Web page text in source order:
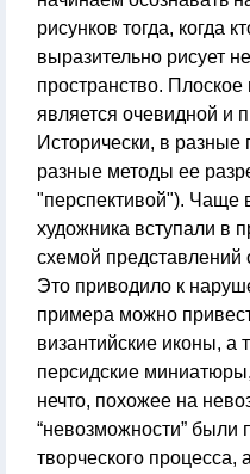
рисунков тогда, когда
выразительно рисует
пространство.
является очевидной и
Исторически, в
разные методы ее
"перспективой"). Чаще
художника вступали в
схемой представлений
Это приводило к
примера можно
византийские иконы, а
персидские
нечто, похожее на
“невозможности” были
творческого процесса,